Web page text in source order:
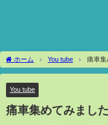
ホーム You tube 痛車
You tube
痛車集めてみまし